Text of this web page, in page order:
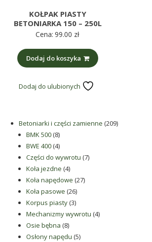
Produkujemy
min.:
rodzaju
części
betoniarek,
także
części
zamienne.
KOŁPAK PIASTY
BETONIARKA 150 – 250L
Cena: 99.00 zł
Dodaj do koszyka
Dodaj do ulubionych
Betoniarki i części zamienne 209209
BMK 500 88
produktów
BWE 400 44
produkty
Części do wywrotu 77
Koła jezdne 44
produkty
Koła napędowe 2727
Koła pasowe 2626
produktów
Korpus piasty 33
produkty
Mechanizmy wywrotu 44
Osie bębna 88
produktów
Osłony napędu 55